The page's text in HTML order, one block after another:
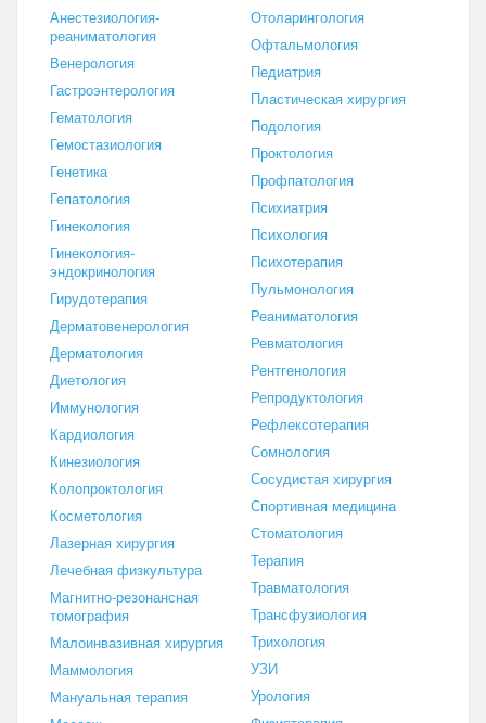
Анестезиология-
реаниматология
Венерология
Гастроэнтерология
Гематология
Гемостазиология
Генетика
Гепатология
Гинекология
Гинекология-
эндокринология
Гирудотерапия
Дерматовенерология
Дерматология
Диетология
Иммунология
Кардиология
Кинезиология
Колопроктология
Косметология
Лазерная хирургия
Лечебная физкультура
Магнитно-резонансная
томография
Малоинвазивная хирургия
Маммология
Мануальная терапия
Отоларингология
Офтальмология
Педиатрия
Пластическая хирургия
Подология
Проктология
Профпатология
Психиатрия
Психология
Психотерапия
Пульмонология
Реаниматология
Ревматология
Рентгенология
Репродуктология
Рефлексотерапия
Сомнология
Сосудистая хирургия
Спортивная медицина
Стоматология
Терапия
Травматология
Трансфузиология
Трихология
УЗИ
Урология